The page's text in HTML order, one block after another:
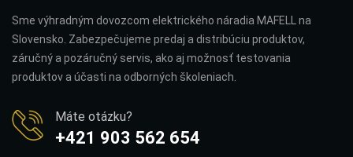
Sme výhradným dovozcom elektrického náradia MAFELL na
Slovensko. Zabezpečujeme predaj a distribúciu produktov,
záručný a pozáručný servis, ako aj možnosť testovania
produktov a účasti na odborných školeniach.
Máte otázku?
+421 903 562 654